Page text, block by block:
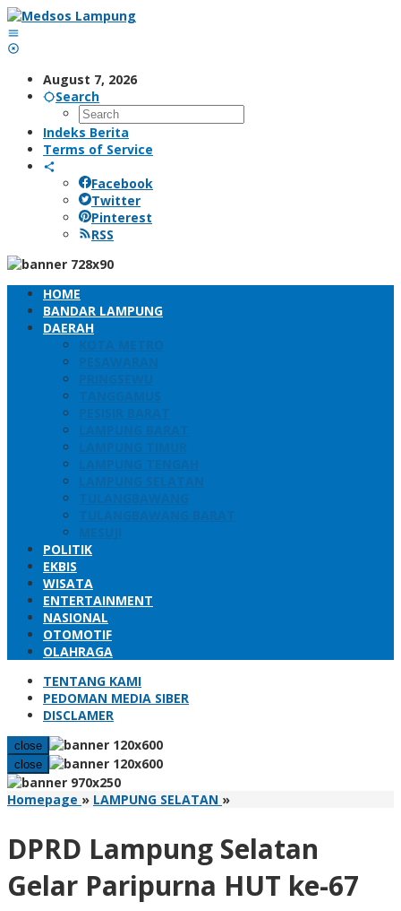
Skip
to
content
August 7, 2026
Search
Indeks Berita
Terms of Service
Facebook
Twitter
Pinterest
RSS
HOME
BANDAR LAMPUNG
DAERAH
KOTA METRO
PESAWARAN
PRINGSEWU
TANGGAMUS
PESISIR BARAT
LAMPUNG BARAT
LAMPUNG TIMUR
LAMPUNG TENGAH
LAMPUNG SELATAN
TULANGBAWANG
TULANGBAWANG BARAT
MESUJI
POLITIK
EKBIS
WISATA
ENTERTAINMENT
NASIONAL
OTOMOTIF
OLAHRAGA
TENTANG KAMI
PEDOMAN MEDIA SIBER
DISCLAMER
close
close
Homepage » LAMPUNG SELATAN »DPRD
Gelar
HUT
ke-
DPRD Lampung Selatan
Gelar Paripurna HUT ke-67